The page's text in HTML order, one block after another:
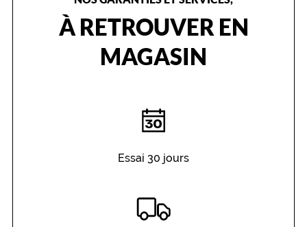
À RETROUVER EN
MAGASIN
Essai 30 jours